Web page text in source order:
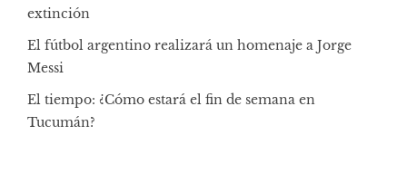
extinción
El fútbol argentino realizará un homenaje a Jorge
Messi
El tiempo: ¿Cómo estará el fin de semana en
Tucumán?